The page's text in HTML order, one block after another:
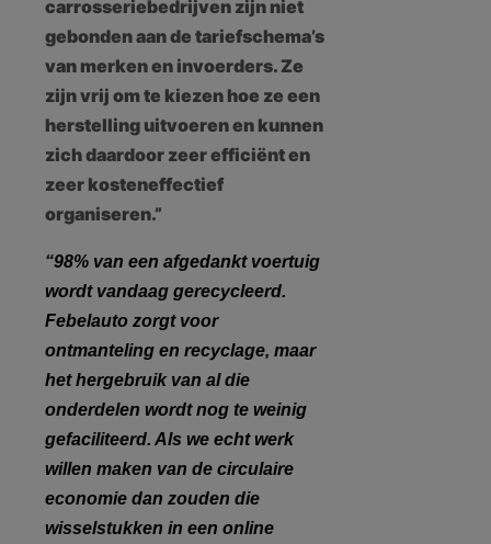
carrosseriebedrijven zijn niet
gebonden aan de tariefschema’s
van merken en invoerders. Ze
zijn vrij om te kiezen hoe ze een
herstelling uitvoeren en kunnen
zich daardoor zeer efficiënt en
zeer kosteneffectief
organiseren.”
“98% van een afgedankt voertuig
wordt vandaag gerecycleerd.
Febelauto zorgt voor
ontmanteling en recyclage, maar
het hergebruik van al die
onderdelen wordt nog te weinig
gefaciliteerd. Als we echt werk
willen maken van de circulaire
economie dan zouden die
wisselstukken in een online